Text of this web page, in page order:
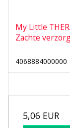
My Little
Zachte
4068884000000
5,06 EUR